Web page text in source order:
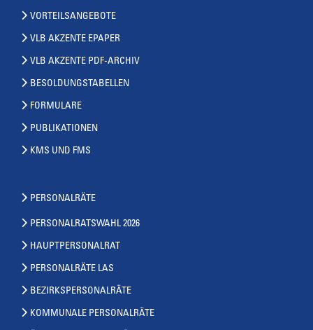
VORTEILSANGEBOTE
VLB AKZENTE EPAPER
VLB AKZENTE PDF-ARCHIV
BESOLDUNGSTABELLEN
FORMULARE
PUBLIKATIONEN
KMS UND FMS
PERSONALRÄTE
PERSONALRATSWAHL 2026
HAUPTPERSONALRAT
PERSONALRÄTE LAS
BEZIRKSPERSONALRÄTE
KOMMUNALE PERSONALRÄTE